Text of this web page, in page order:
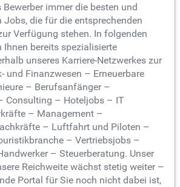
Bewerber immer die besten und
Jobs, die für die entsprechenden
Verfügung stehen. In folgenden
Ihnen bereits spezialisierte
unseres Karriere-Netzwerkes zur
und Finanzwesen – Erneuerbare
– Berufsanfänger –
Consulting – Hoteljobs – IT
– Management –
– Luftfahrt und Piloten –
– Vertriebsjobs –
– Steuerberatung. Unser
Reichweite wächst stetig weiter –
Portal für Sie noch nicht dabei ist,